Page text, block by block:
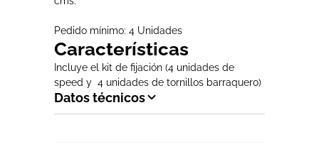
Pedido mínimo: 4 Unidades
Características
Incluye el kit de fijación (4 unidades de
speed y 4 unidades de tornillos barraquero)
Datos técnicos